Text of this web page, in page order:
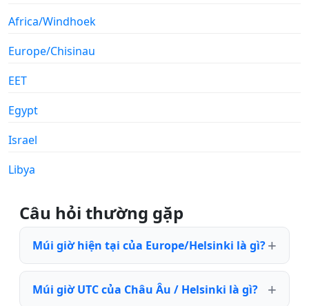
Africa/Windhoek
Europe/Chisinau
EET
Egypt
Israel
Libya
Câu hỏi thường gặp
Múi giờ hiện tại của Europe/Helsinki là gì?
Múi giờ UTC của Châu Âu / Helsinki là gì?